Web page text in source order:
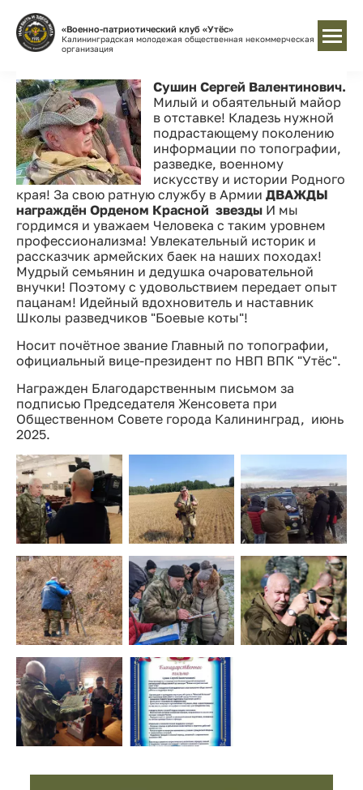
«Военно-патриотический клуб «Утёс»
Калининградская молодежая общественная некоммерческая
организация
Сушин Сергей Валентинович.
Милый и обаятельный майор
в отставке! Кладезь нужной
подрастающему поколению
информации по топографии,
разведке, военному
искусству и истории Родного
края! За свою ратную службу в Армии ДВАЖДЫ
награждён Орденом Красной звезды И мы
гордимся и уважаем Человека с таким уровнем
профессионализма! Увлекательный историк и
рассказчик армейских баек на наших походах!
Мудрый семьянин и дедушка очаровательной
внучки! Поэтому с удовольствием передает опыт
пацанам! Идейный вдохновитель и наставник
Школы разведчиков "Боевые коты"!
Носит почётное звание Главный по топографии,
официальный вице-президент по НВП ВПК "Утёс".
Награжден Благодарственным письмом за
подписью Председателя Женсовета при
Общественном Совете города Калининград, июнь
2025.